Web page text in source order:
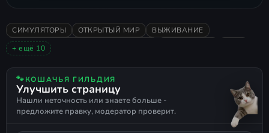
Либо перейдите в"Настройки"
установщика и снимите галочки с
Бездумное нажатие "Далее" приведет к
установке рекламного софта!
СИМУЛЯТОРЫ ОТКРЫТЫЙ МИР
ВЫЖИВАНИЕ
ГРАДОСТРОИТЕЛЬНЫЙ СИМУЛЯТОР
СТРОИТЕЛЬСТВО
УПРАВЛЕНИЕ РЕСУРСАМИ
СТИЛИЗОВАННАЯ
СИМУЛЯТОР КОЛОНИИ
ПРИРОДА
РУССКИЙ ЯЗЫК
+ ещё 10
🐾КОШАЧЬЯ ГИЛЬДИЯ
Улучшить страницу
Нашли неточность или знаете больше -
предложите правку, модератор проверит.